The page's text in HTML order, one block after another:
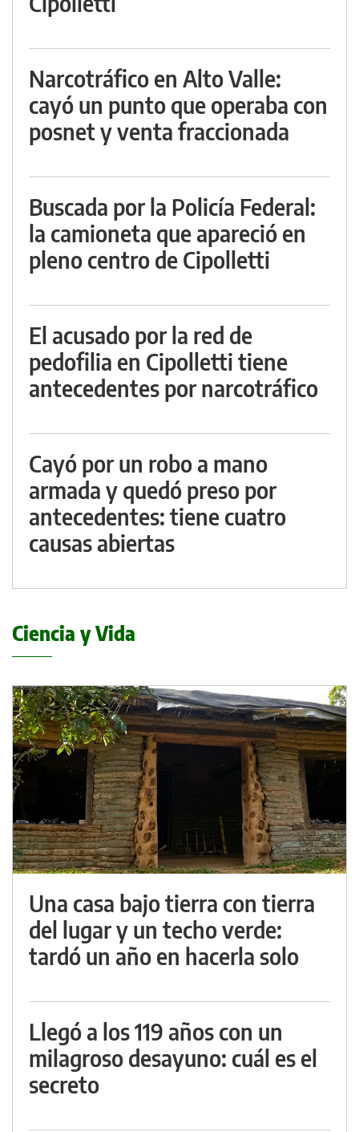
Narcotráfico en Alto Valle:
cayó un punto que operaba con
posnet y venta fraccionada
Buscada por la Policía Federal:
la camioneta que apareció en
pleno centro de Cipolletti
El acusado por la red de
pedofilia en Cipolletti tiene
antecedentes por narcotráfico
Cayó por un robo a mano
armada y quedó preso por
antecedentes: tiene cuatro
causas abiertas
Ciencia y Vida
Una casa bajo tierra con tierra
del lugar y un techo verde:
tardó un año en hacerla solo
Llegó a los 119 años con un
milagroso desayuno: cuál es el
secreto